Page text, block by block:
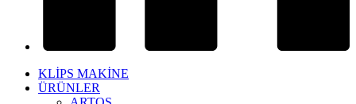
KLİPS MAKİNE
ÜRÜNLER